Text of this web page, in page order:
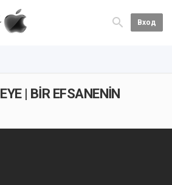
Вход
| BİR EFSANENİN